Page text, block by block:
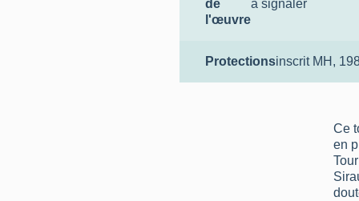
de
l'œuvre
à signaler
Protectionsinscrit MH ,
Ce
en